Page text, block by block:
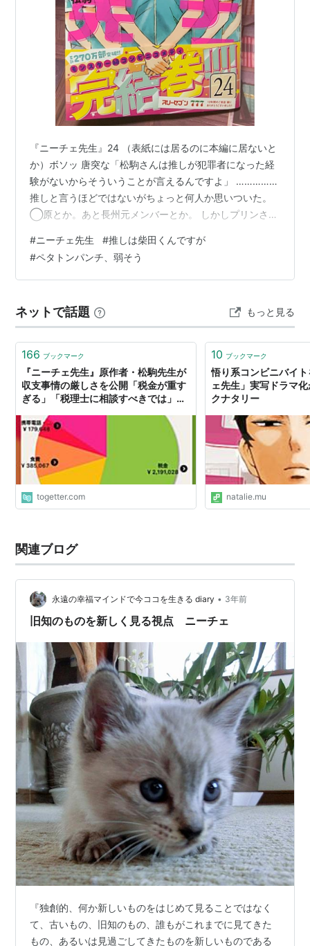
『ニーチェ先生』24 （表紙には居るのに本編に居ないと
か）ボソッ 唐突な「松駒さんは推しが犯罪者になった経
験がないからそういうことが言えるんですよ」 ……………
推しと言うほどではないがちょっと何人か思いついた。
◯原とか。あと長州元メンバーとか。 しかしプリンさん
んまやん） お前がコンビニの本当の地獄を知るのはこれ
からだ。念が籠ってまんな。 ………昨日『煮詰まる』の
誤用を使ったのはこちらを読む前ですよ（一応） 洗脳解
マった身内を引っこ抜きに潜入して取り返してきたのな
ら身内にいるらしいけどなー（小…
#ニーチェ先生 #推しは柴田くんですが
#ペタトンパンチ、弱そう
ネットで話題 もっと見る
166 ブックマーク
『ニーチェ先生』原作者・松駒先生が
収支事情の厳しさを公開「税金が重す
ぎる」「税理士に相談すべきでは」な
togetter.com
10 ブックマーク
悟り系コンビニバイ
ェ先生」実写ドラマ
クナタリー
natalie.mu
関連ブログ
永遠の幸福マインドで今ココを生きる diary • 3年前
旧知のものを新しく見る視点 ニーチェ
『独創的、何か新しいものをはじめて見ることではなく
て、古いもの、旧知のもの、誰もがこれまでに見てきた
もの、あるいは見過ごしてきたものを新しいものである